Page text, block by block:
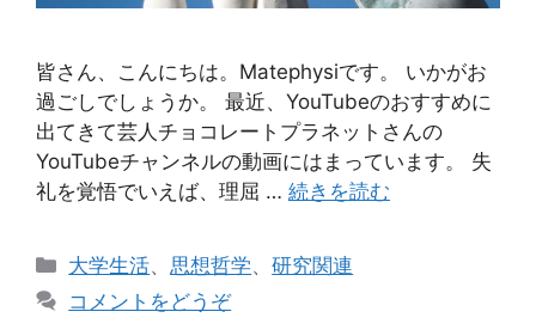
皆さん、こんにちは。Matephysiです。 いかがお
過ごしでしょうか。 最近、YouTubeのおすすめに
出てきて芸人チョコレートプラネットさんの
YouTubeチャンネルの動画にはまっています。 失
礼を覚悟でいえば、理屈 … 続きを読む
カ
大学生活、 思想哲学、研究関連
コメントをどうぞ